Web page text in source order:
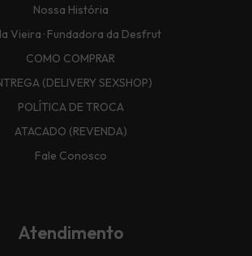
Nossa História
Vieira · Fundadora da Desfrut
COMO COMPRAR
(DELIVERY SEXSHOP)
POLÍTICA DE TROCA
ATACADO (REVENDA)
Fale Conosco
Atendimento